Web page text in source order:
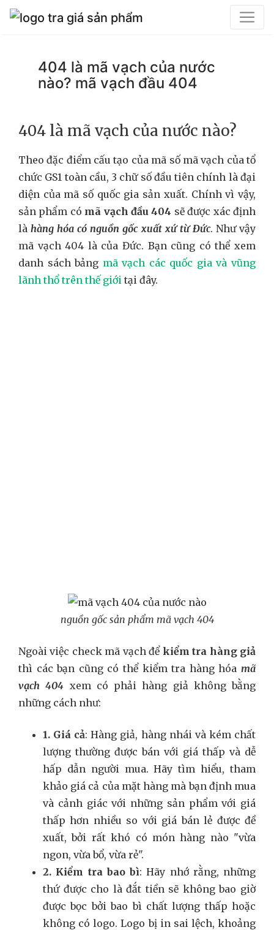
404 là mã vạch của nước
nào? mã vạch đầu 404
404 là mã vạch của nước nào?
Theo đặc điểm cấu tạo của mã số mã vạch của tổ
chức GS1 toàn cầu, 3 chữ số đầu tiên chính là đại
diện của mã số quốc gia sản xuất. Chính vì vậy,
sản phẩm có mã vạch đầu 404 sẽ được xác định
làhàng hóa có nguồn gốc xuất xứ từ Đức. Như vậy
mã vạch 404 là của Đức. Bạn cũng có thể xem
danh sách bảng mã vạch các quốc gia và vũng
lãnh thổ trên thế giới tại đây.
nguồn gốc sản phẩm mã vạch 404
Ngoài việc check mã vạch để kiểm tra hàng giả
thì các bạn cũng có thể kiểm tra hàng hóa mã
vạch 404 xem có phải hàng giả không bằng
những cách như:
1. Giá cả: Hàng giả, hàng nhái và kém chất
lượng thường được bán với giá thấp và dễ
hấp dẫn người mua. Hãy tìm hiểu, tham
khảo giá cả của mặt hàng mà bạn định mua
và cảnh giác với những sản phẩm với giá
thấp hơn nhiều so với giá bán lẻ được đề
xuất, bởi rất khó có món hàng nào "vừa
ngon, vừa bổ, vừa rẻ".
2. Kiểm tra bao bì: Hãy nhớ rằng, những
thứ được cho là đắt tiền sẽ không bao giờ
được bọc bởi bao bì chất lượng thấp hoặc
không có logo. Logo bị in sai lệch, khoảng